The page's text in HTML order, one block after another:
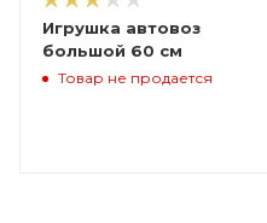
Игрушка автовоз
большой 60 см
Товар не продается